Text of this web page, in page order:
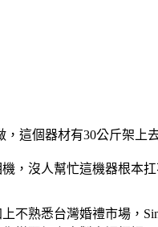
這個器材有30公斤架上
，沒人幫忙這機器根本
不熟悉台灣婚禮市場，